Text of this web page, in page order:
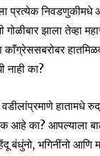
प्रत्येक
झाला तेव्हा
काॅंग्रेससबरोबर
नाही का?
हातामधे
आहे का? आपल्याला
बंधुंनो, भगिनींनो आणि